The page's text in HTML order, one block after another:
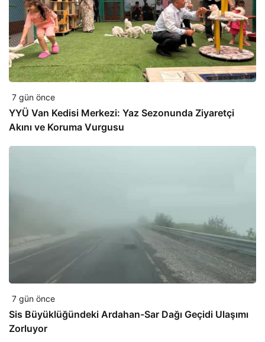
7 gün önce
YYÜ Van Kedisi Merkezi: Yaz Sezonunda Ziyaretçi
Akını ve Koruma Vurgusu
7 gün önce
Sis Büyüklüğündeki Ardahan-Sar Dağı Geçidi Ulaşımı
Zorluyor